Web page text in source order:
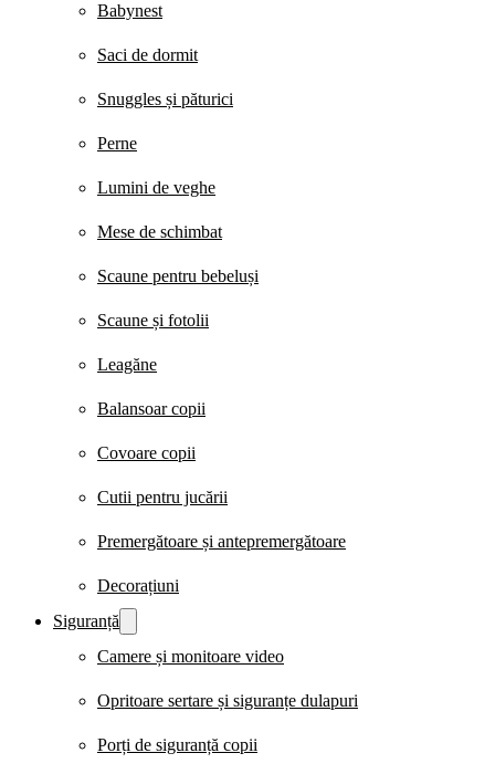
Babynest
Saci de dormit
Snuggles și păturici
Perne
Lumini de veghe
Mese de schimbat
Scaune pentru bebeluși
Scaune și fotolii
Leagăne
Balansoar copii
Covoare copii
Cutii pentru jucării
Premergătoare și antepremergătoare
Decorațiuni
Siguranță
Camere și monitoare video
Opritoare sertare și siguranțe dulapuri
Porți de siguranță copii